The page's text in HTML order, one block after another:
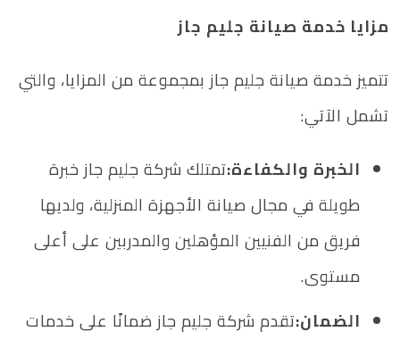
مزايا خدمة صيانة جليم جاز
تتميز خدمة صيانة جليم جاز بمجموعة من المزايا، والتي
تشمل الآتي:
الخبرة والكفاءة:تمتلك شركة جليم جاز خبرة
طويلة في مجال صيانة الأجهزة المنزلية، ولديها
فريق من الفنيين المؤهلين والمدربين على أعلى
مستوى.
الضمان:تقدم شركة جليم جاز ضمانًا على خدمات